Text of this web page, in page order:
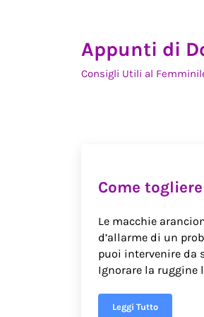
Appunti di
Consigli Utili al
Come
Le macchie
d’allarme di un
puoi intervenire da
Ignorare la ruggine
Leggi TuttoCome togliere